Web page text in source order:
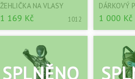
ŽEHLIČKA NA VLASY
1 169 Kč 1012
DÁRKOVÝ
1 000 Kč